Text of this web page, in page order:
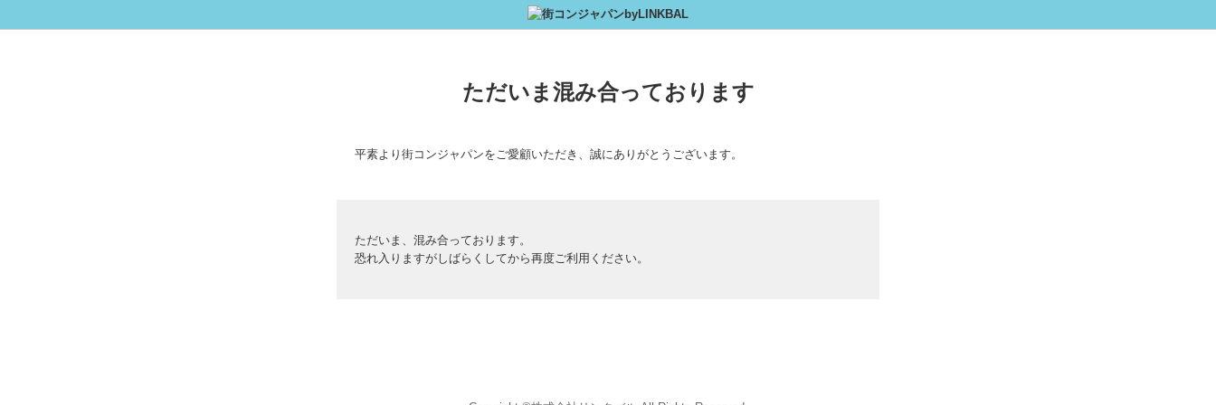
ただいま混み合っております
平素より街コンジャパンをご愛顧いただき、誠にありがとうございます。
ただいま、混み合っております。
恐れ入りますがしばらくしてから再度ご利用ください。